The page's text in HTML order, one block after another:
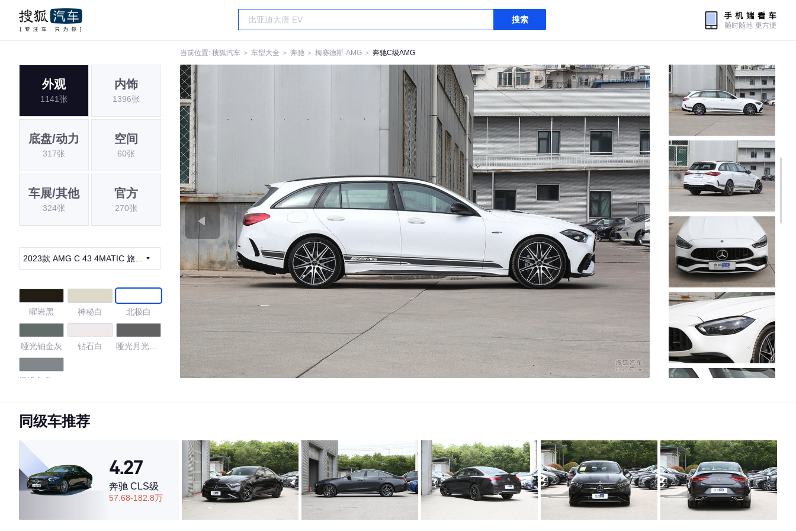
搜索
当前位置: 搜狐汽车 ＞ 车型大全 ＞ 奔驰 ＞ 梅赛德斯-AMG ＞ 奔驰C级AMG
外观
1141张
内饰
1396张
底盘/动力
317张
空间
60张
车展/其他
324张
官方
270张
2023款 AMG C 43 4MATIC 旅行
曜岩黑 神秘白 北极白
哑光铂金灰 钻石白
哑光月光石
远峰灰色非
4.27
·外观表现一般，低于80%同级车
·内饰表现较为优秀，优于69%同级车
·空间表现一般，低于93%同级车
全屏查看高清大图
同级车推荐
4.27
奔驰 CLS级
57.68-182.8万